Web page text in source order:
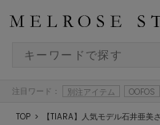
注目ワード： 別注アイテム OOFOS
TOP 【TIARA】人気モデル石井亜美